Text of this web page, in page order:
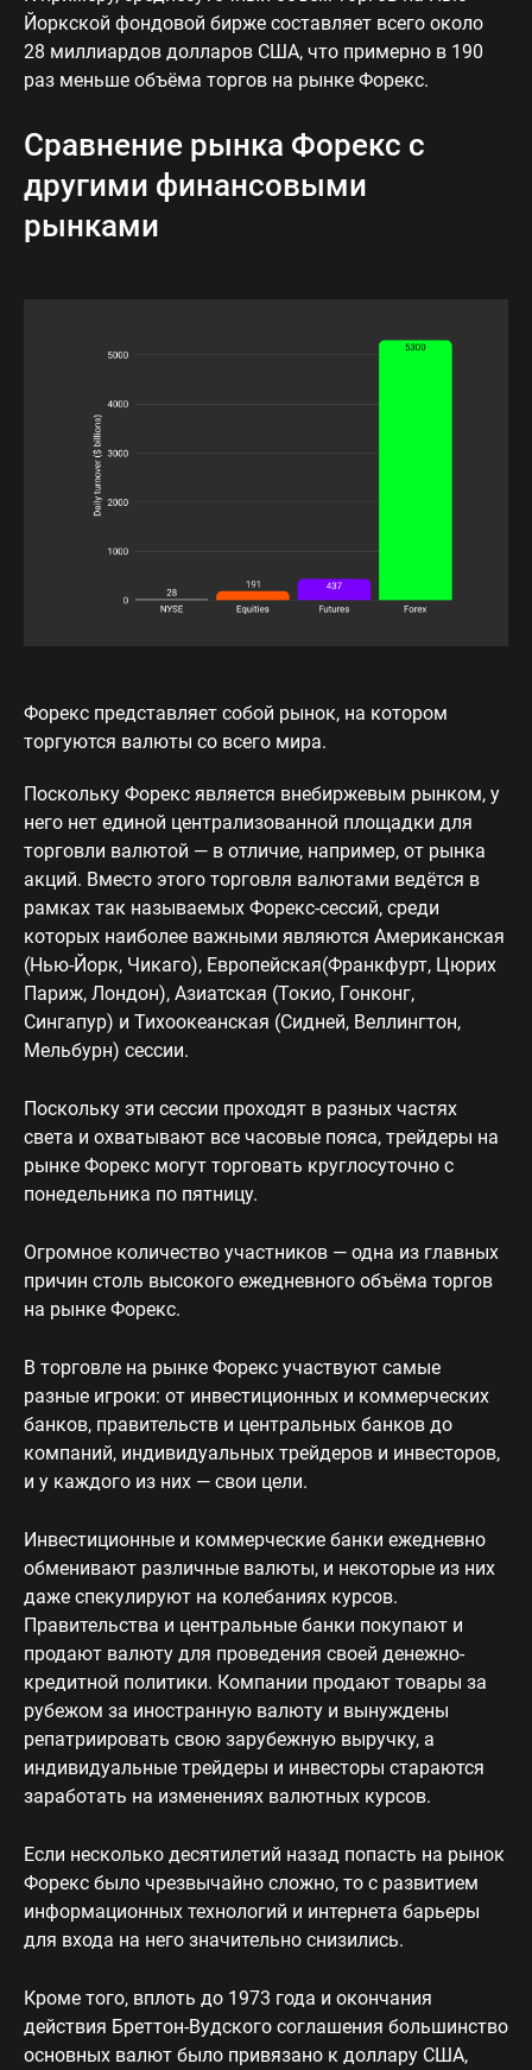
Йоркской фондовой бирже составляет всего около
28 миллиардов долларов США, что примерно в 190
раз меньше объёма торгов на рынке Форекс.
Сравнение рынка Форекс с
другими финансовыми
рынками
Форекс представляет собой рынок, на котором
торгуются валюты со всего мира.
Поскольку Форекс является внебиржевым рынком, у
него нет единой централизованной площадки для
торговли валютой — в отличие, например, от рынка
акций. Вместо этого торговля валютами ведётся в
рамках так называемых Форекс-сессий, среди
которых наиболее важными являются Американская
(Нью-Йорк, Чикаго), Европейская(Франкфурт, Цюрих
Париж, Лондон), Азиатская (Токио, Гонконг,
Сингапур) и Тихоокеанская (Сидней, Веллингтон,
Мельбурн) сессии.
Поскольку эти сессии проходят в разных частях
света и охватывают все часовые пояса, трейдеры на
рынке Форекс могут торговать круглосуточно с
понедельника по пятницу.
Огромное количество участников — одна из главных
причин столь высокого ежедневного объёма торгов
на рынке Форекс.
В торговле на рынке Форекс участвуют самые
разные игроки: от инвестиционных и коммерческих
банков, правительств и центральных банков до
компаний, индивидуальных трейдеров и инвесторов,
и у каждого из них — свои цели.
Инвестиционные и коммерческие банки ежедневно
обменивают различные валюты, и некоторые из них
даже спекулируют на колебаниях курсов.
Правительства и центральные банки покупают и
продают валюту для проведения своей денежно-
кредитной политики. Компании продают товары за
рубежом за иностранную валюту и вынуждены
репатриировать свою зарубежную выручку, а
индивидуальные трейдеры и инвесторы стараются
заработать на изменениях валютных курсов.
Если несколько десятилетий назад попасть на рынок
Форекс было чрезвычайно сложно, то с развитием
информационных технологий и интернета барьеры
для входа на него значительно снизились.
Кроме того, вплоть до 1973 года и окончания
действия Бреттон-Вудского соглашения большинство
основных валют было привязано к доллару США,